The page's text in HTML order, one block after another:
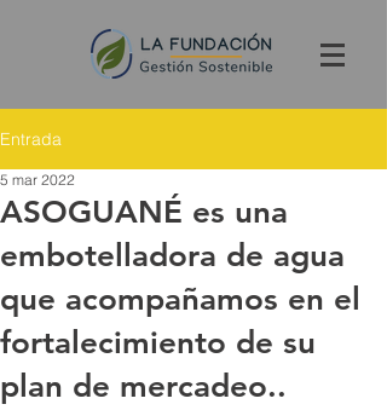
Entrada
ASOGUANÉ es una
embotelladora de agua
que acompañamos en el
fortalecimiento de su
plan de mercadeo..
5 mar 2022